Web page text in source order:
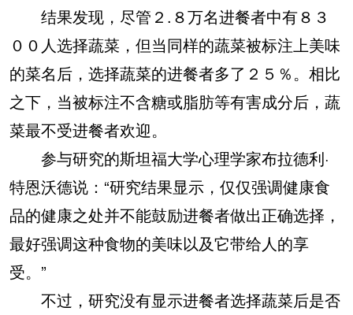
结果发现，尽管２.８万名进餐者中有８３
００人选择蔬菜，但当同样的蔬菜被标注上美味
的菜名后，选择蔬菜的进餐者多了２５％。相比
之下，当被标注不含糖或脂肪等有害成分后，蔬
菜最不受进餐者欢迎。
参与研究的斯坦福大学心理学家布拉德利·
特恩沃德说：“研究结果显示，仅仅强调健康食
品的健康之处并不能鼓励进餐者做出正确选择，
最好强调这种食物的美味以及它带给人的享
受。”
不过，研究没有显示进餐者选择蔬菜后是否